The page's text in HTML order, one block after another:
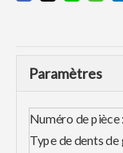
Paramètres
Numéro de pièce :
Type de dents de